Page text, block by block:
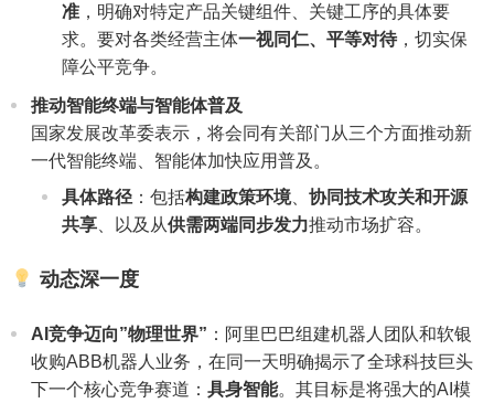
准 ，明确对特定产品关键组件、关键工序的具体要
求。要对各类经营主体一视同仁、平等对待，切实保
障公平竞争。
推动智能终端与智能体普及
国家发展改革委表示，将会同有关部门从三个方面推动新
一代智能终端、智能体加快应用普及。
具体路径 ：包括构建政策环境、 协同技术攻关和开源
共享 、以及从供需两端同步发力推动市场扩容。
动态深一度
AI竞争迈向”物理世界” ：阿里巴巴组建机器人团队和软银
收购ABB机器人业务，在同一天明确揭示了全球科技巨头
下一个核心竞争赛道： 具身智能。其目标是将强大的AI模